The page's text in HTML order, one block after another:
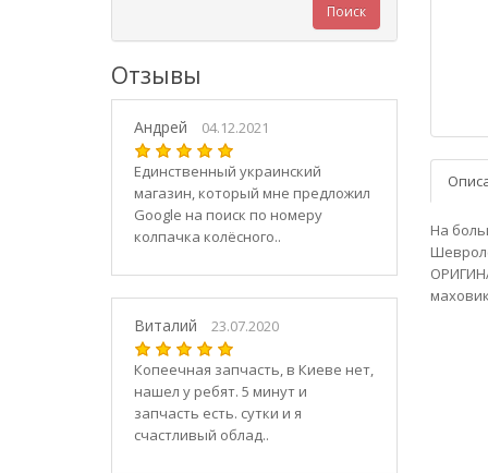
11186
1119
11190
11194
2101
21010
2102
21020
21040
21044
21047
Поиск
Отзывы
Андрей 04.12.2021
Единственный украинский
магазин, который мне предложил
Google на поиск по номеру
колпачка колёсного..
Виталий 23.07.2020
Копеечная запчасть, в Киеве нет,
нашел у ребят. 5 минут и
запчасть есть. сутки и я
счастливый облад..
На